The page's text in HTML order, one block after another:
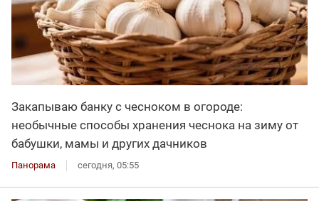
Закапываю банку с чесноком в огороде:
необычные способы хранения чеснока на зиму от
бабушки, мамы и других дачников
Панорама сегодня, 05:55